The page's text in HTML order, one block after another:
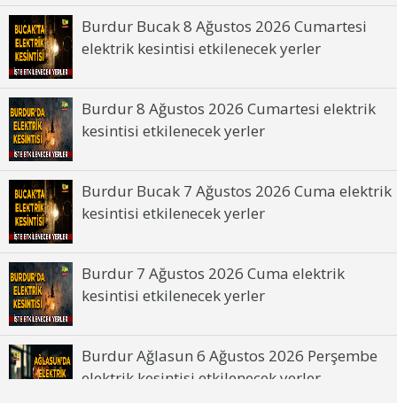
Burdur Bucak 8 Ağustos 2026 Cumartesi
elektrik kesintisi etkilenecek yerler
Burdur 8 Ağustos 2026 Cumartesi elektrik
kesintisi etkilenecek yerler
Burdur Bucak 7 Ağustos 2026 Cuma elektrik
kesintisi etkilenecek yerler
Burdur 7 Ağustos 2026 Cuma elektrik
kesintisi etkilenecek yerler
Burdur Ağlasun 6 Ağustos 2026 Perşembe
elektrik kesintisi etkilenecek yerler